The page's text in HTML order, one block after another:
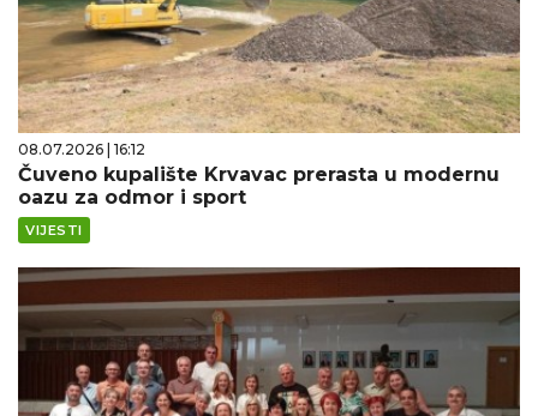
08.07.2026 | 16:12
Čuveno kupalište Krvavac prerasta u modernu
oazu za odmor i sport
VIJESTI